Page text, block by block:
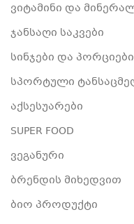
ვიტამინი და
ჯანსაღი საკვები
სინჯები და პორციები
სპორტული
აქსესუარები
SUPER FOOD
ვეგანური
ბრენდის მიხედვით
ბიო პროდუქტი